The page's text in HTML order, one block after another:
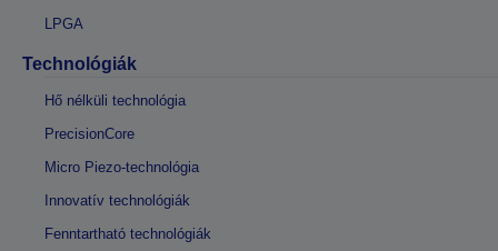
LPGA
Technológiák
Hő nélküli technológia
PrecisionCore
Micro Piezo-technológia
Innovatív technológiák
Fenntartható technológiák